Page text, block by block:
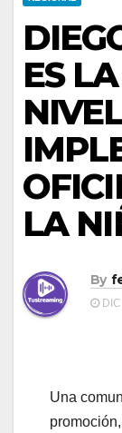
ES
LA
By
DIC
Una